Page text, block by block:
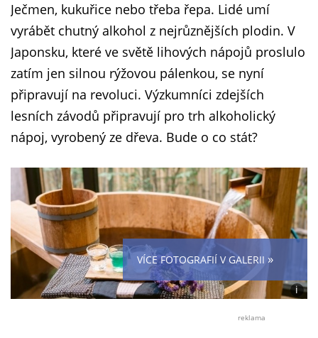
Ječmen, kukuřice nebo třeba řepa. Lidé umí
vyrábět chutný alkohol z nejrůznějších plodin. V
Japonsku, které ve světě lihových nápojů proslulo
zatím jen silnou rýžovou pálenkou, se nyní
připravují na revoluci. Výzkumníci zdejších
lesních závodů připravují pro trh alkoholický
nápoj, vyrobený ze dřeva. Bude o co stát?
VÍCE FOTOGRAFIÍ V GALERII »
i
Foto:
reklama